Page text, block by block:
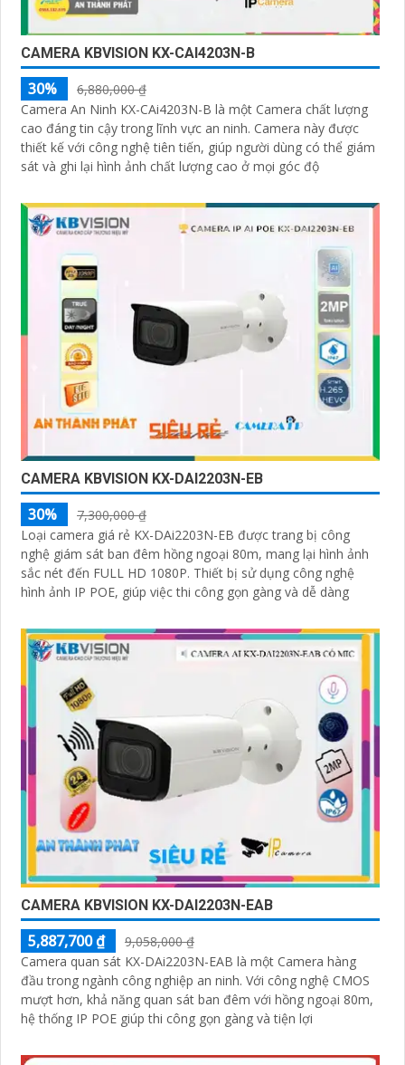
CAMERA KBVISION KX-CAI4203N-B
30%
6,880,000 ₫
Camera An Ninh KX-CAi4203N-B là một Camera chất lượng
cao đáng tin cậy trong lĩnh vực an ninh. Camera này được
thiết kế với công nghệ tiên tiến, giúp người dùng có thể giám
sát và ghi lại hình ảnh chất lượng cao ở mọi góc độ
CAMERA KBVISION KX-DAI2203N-EB
30%
7,300,000 ₫
Loại camera giá rẻ KX-DAi2203N-EB được trang bị công
nghệ giám sát ban đêm hồng ngoại 80m, mang lại hình ảnh
sắc nét đến FULL HD 1080P. Thiết bị sử dụng công nghệ
hình ảnh IP POE, giúp việc thi công gọn gàng và dễ dàng
CAMERA KBVISION KX-DAI2203N-EAB
5,887,700 ₫
9,058,000 ₫
Camera quan sát KX-DAi2203N-EAB là một Camera hàng
đầu trong ngành công nghiệp an ninh. Với công nghệ CMOS
mượt hơn, khả năng quan sát ban đêm với hồng ngoại 80m,
hệ thống IP POE giúp thi công gọn gàng và tiện lợi